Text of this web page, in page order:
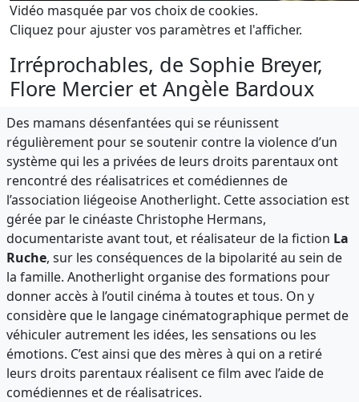
Vidéo masquée par vos choix de cookies.
Cliquez pour ajuster vos paramètres et l'afficher.
Irréprochables, de Sophie Breyer,
Flore Mercier et Angèle Bardoux
Des mamans désenfantées qui se réunissent
régulièrement pour se soutenir contre la violence d’un
système qui les a privées de leurs droits parentaux ont
rencontré des réalisatrices et comédiennes de
l’association liégeoise Anotherlight. Cette association est
gérée par le cinéaste Christophe Hermans,
documentariste avant tout, et réalisateur de la fiction La
Ruche, sur les conséquences de la bipolarité au sein de
la famille. Anotherlight organise des formations pour
donner accès à l’outil cinéma à toutes et tous. On y
considère que le langage cinématographique permet de
véhiculer autrement les idées, les sensations ou les
émotions. C’est ainsi que des mères à qui on a retiré
leurs droits parentaux réalisent ce film avec l’aide de
comédiennes et de réalisatrices.